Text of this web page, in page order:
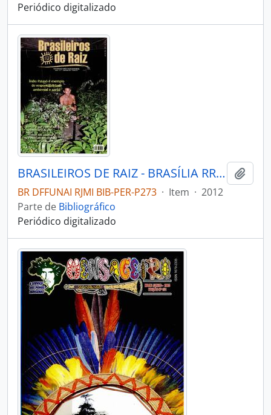
Periódico digitalizado
BRASILEIROS DE RAIZ - BRASÍLIA RRCK - 2012 - Nº07
BR DFFUNAI RJMI BIB-PER-P273 · Item · 2012
Parte de Bibliográfico
Periódico digitalizado